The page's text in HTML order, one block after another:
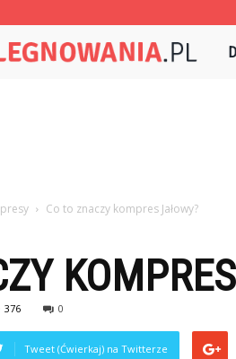
Co to znaczy kompres Jałowy?
376 0
Tweet (Ćwierkaj) na Twitterze